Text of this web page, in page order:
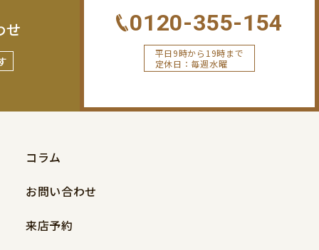
せ 0120-355-154
平日9時から19時まで
定休日：毎週水曜
コラム
お問い合わせ
来店予約